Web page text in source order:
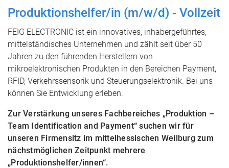
Produktionshelfer/in (m/w/d) - Vollzeit
FEIG ELECTRONIC ist ein innovatives, inhabergeführtes,
mittelständisches Unternehmen und zählt seit über 50
Jahren zu den führenden Herstellern von
mikroelektronischen Produkten in den Bereichen Payment,
RFID, Verkehrssensorik und Steuerungselektronik. Bei uns
können Sie Entwicklung erleben.
Zur Verstärkung unseres Fachbereiches „Produktion –
Team Identification and Payment“ suchen wir für
unseren Firmensitz im mittelhessischen Weilburg zum
nächstmöglichen Zeitpunkt mehrere
„Produktionshelfer/innen“.